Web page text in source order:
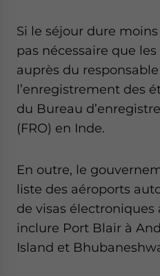
Si le séjour dure moins
pas nécessaire que
auprès du
l’enregistrement des
du Bureau
(FRO) en Inde.
En outre, le
liste des aéroports
de visas
inclure Port Blair à
Island et